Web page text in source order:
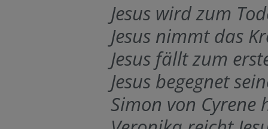
Jesus wird zum
Jesus nimmt das
Jesus fällt zum
Jesus begegnet
Simon von Cyrene